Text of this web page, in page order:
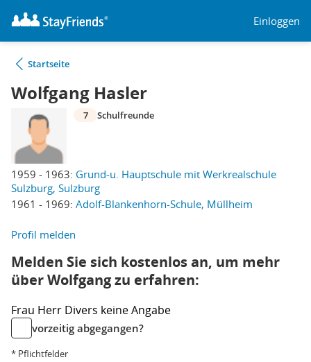
Einloggen
Startseite
Wolfgang Hasler
1959 - 1963: Grund-u. Hauptschule mit Werkrealschule
Sulzburg, Sulzburg
1961 - 1969: Adolf-Blankenhorn-Schule, Müllheim
7 Schulfreunde
Profil melden
Melden Sie sich kostenlos an, um mehr
über Wolfgang zu erfahren:
Frau Herr Divers keine Angabe
vorzeitig abgegangen?
* Pflichtfelder